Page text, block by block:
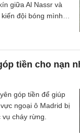
giữa Al Nassr và
đội bóng mình
tiền cho nạn
góp tiền để giúp
ngoại ô Madrid bị
cháy rừng.